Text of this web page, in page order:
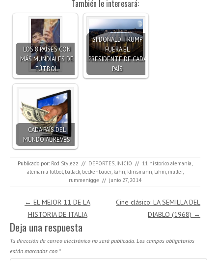
También le interesará:
LOS 8 PAÍSES CON
MÁS MUNDIALES DE
FÚTBOL
SI DONALD TRUMP
FUERA EL
PRESIDENTE DE CADA
PAÍS
CADA PAÍS DEL
MUNDO AL REVÉS
Publicado por: Rod Stylezz // DEPORTES, INICIO // 11 historico alemania,
alemania futbol, ballack, beckenbauer, kahn, klinsmann, lahm, muller,
rummenigge // junio 27, 2014
Navegación de entradas
← EL MEJOR 11 DE LA
HISTORIA DE ITALIA
Cine clásico: LA SEMILLA DEL
DIABLO (1968) →
Deja una respuesta
Tu dirección de correo electrónico no será publicada. Los campos obligatorios
están marcados con *